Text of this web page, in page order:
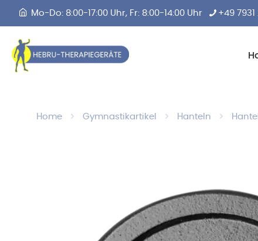
Mo-Do: 8:00-17:00 Uhr, Fr: 8:00-14:00 Uhr +49 7931
Home Gymnastikartikel Hanteln